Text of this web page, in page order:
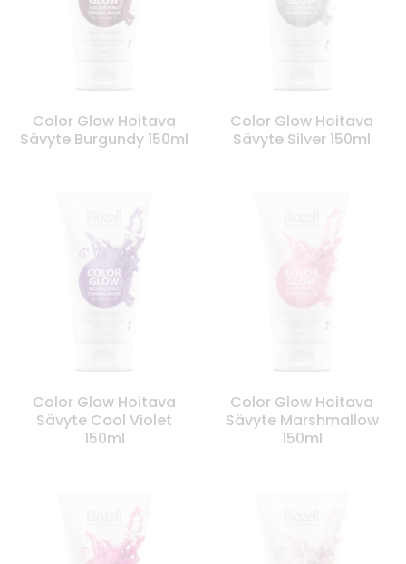
Color Glow Hoitava
Sävyte Burgundy 150ml
Color Glow Hoitava
Sävyte Silver 150ml
Color Glow Hoitava
Sävyte Cool Violet
150ml
Color Glow Hoitava
Sävyte Marshmallow
150ml